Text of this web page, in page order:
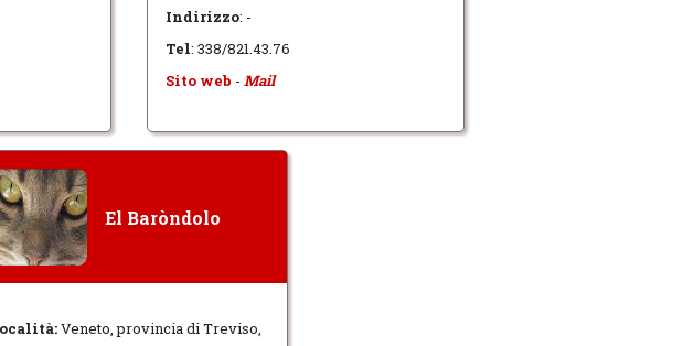
Indirizzo: -
Tel: 338/821.43.76
Sito web - Mail
El Baròndolo
Veneto, provincia di Treviso,